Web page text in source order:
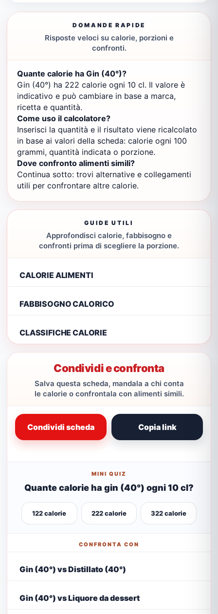
DOMANDE RAPIDE
Risposte veloci su calorie, porzioni e
confronti.
Quante calorie ha Gin (40°)?
Gin (40°) ha 222 calorie ogni 10 cl. Il valore è
indicativo e può cambiare in base a marca,
ricetta e quantità.
Come uso il calcolatore?
Inserisci la quantità e il risultato viene ricalcolato
in base ai valori della scheda: calorie ogni 100
grammi, quantità indicata o porzione.
Dove confronto alimenti simili?
Continua sotto: trovi alternative e collegamenti
utili per confrontare altre calorie.
GUIDE UTILI
Approfondisci calorie, fabbisogno e
confronti prima di scegliere la porzione.
CALORIE ALIMENTI
FABBISOGNO CALORICO
CLASSIFICHE CALORIE
Condividi e confronta
Salva questa scheda, mandala a chi conta
le calorie o confrontala con alimenti simili.
Condividi scheda Copia link
MINI QUIZ
Quante calorie ha gin (40°) ogni 10 cl?
122 calorie 222 calorie 322 calorie
CONFRONTA CON
Gin (40°) vs Distillato (40°)
Gin (40°) vs Liquore da dessert